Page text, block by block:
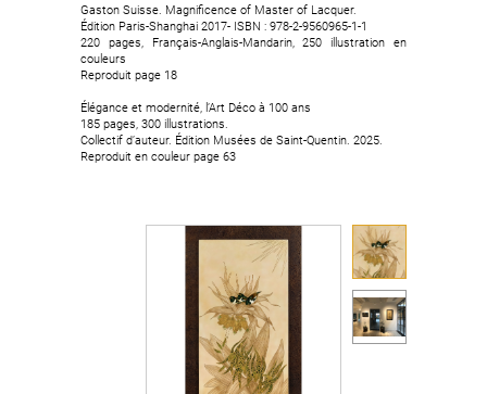
Gaston Suisse. Magnificence of Master of Lacquer.
Édition Paris-Shanghai 2017- ISBN : 978-2-9560965-1-1
220 pages, Français-Anglais-Mandarin, 250 illustration en
couleurs
Reproduit page 18
Élégance et modernité, l’Art Déco à 100 ans
185 pages, 300 illustrations.
Collectif d’auteur. Édition Musées de Saint-Quentin. 2025.
Reproduit en couleur page 63